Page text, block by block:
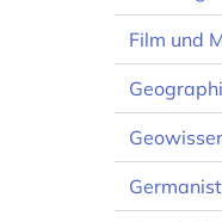
Film und